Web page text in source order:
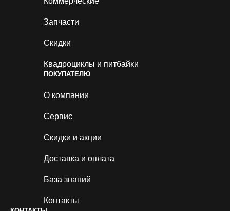
Запчасти
Скидки
Квадроциклы и питбайки
ПОКУПАТЕЛЮ
О компании
Сервис
Скидки и акции
Доставка и оплата
База знаний
Контакты